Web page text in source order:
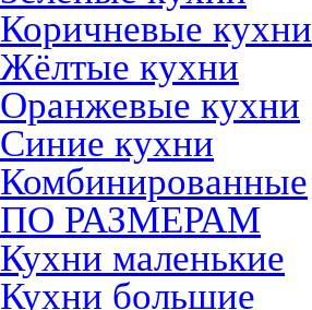
Коричневые кухни
Жёлтые кухни
Оранжевые кухни
Синие кухни
Комбинированные
ПО РАЗМЕРАМ
Кухни маленькие
Кухни большие